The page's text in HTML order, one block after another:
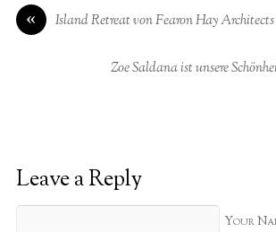
« Island Retreat von Fearon Hay
Zoe Saldana ist unsere
Leave a Reply
Your